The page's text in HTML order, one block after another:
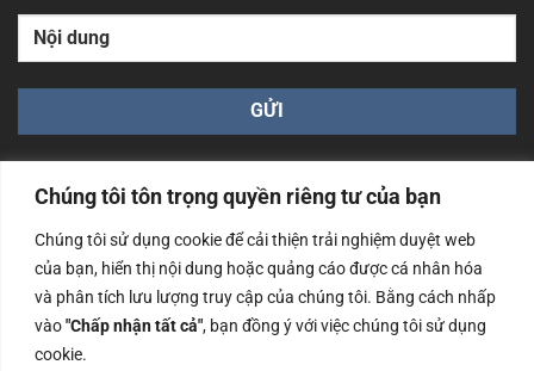
Chúng tôi tôn trọng quyền riêng tư của bạn
Chúng tôi sử dụng cookie để cải thiện trải nghiệm duyệt web
của bạn, hiển thị nội dung hoặc quảng cáo được cá nhân hóa
và phân tích lưu lượng truy cập của chúng tôi. Bằng cách nhấp
vào"Chấp nhận tất cả", bạn đồng ý với việc chúng tôi sử dụng
cookie.
Công ty TNHH Nam Bình Xương - Số ĐKKD: 0108783483
cấp ngày 14/06/2019 bởi Sở Kế Hoạch và Đầu Tư Tp. Hà
Nội
Copyrights @2023 Nam Binh Xuong. All Rights Reserved